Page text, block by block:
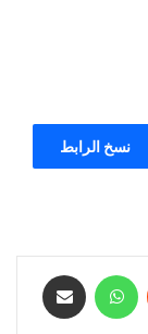
نسخ الرابط
واتساب